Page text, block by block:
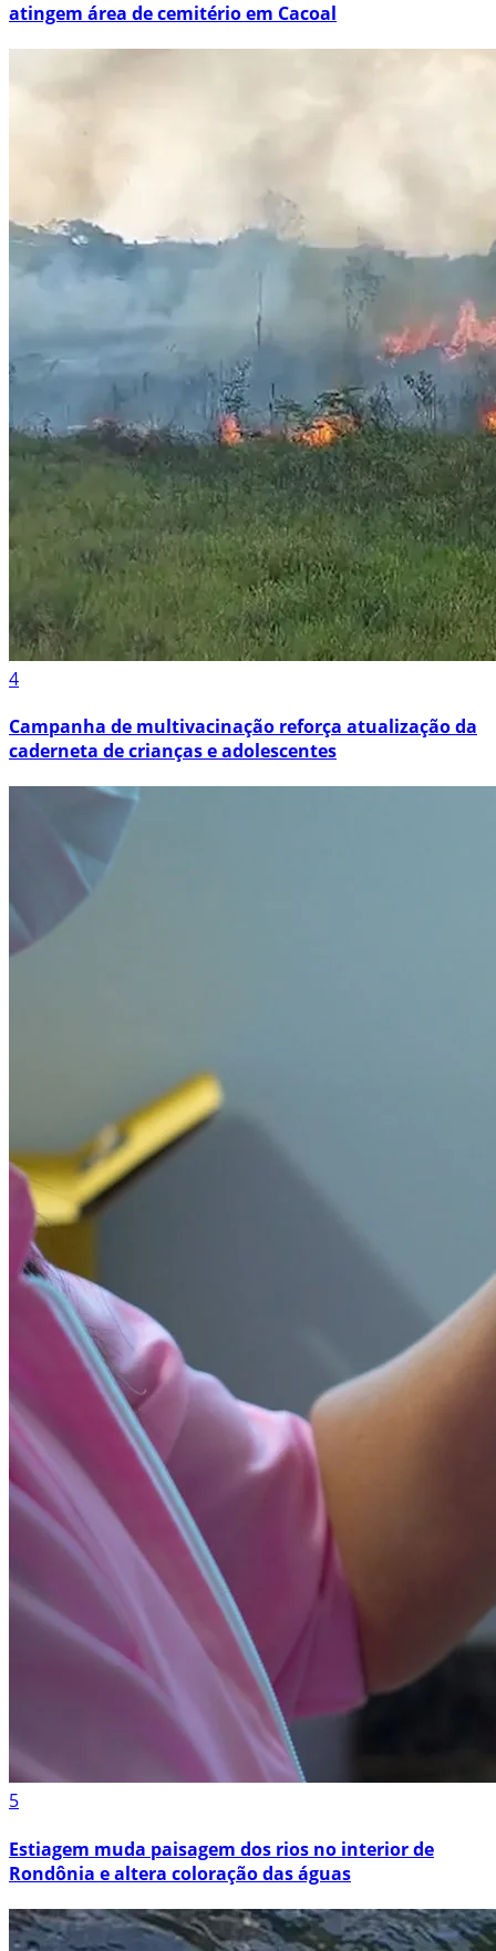
atingem área de cemitério em Cacoal
4
Campanha de multivacinação reforça atualização da
caderneta de crianças e adolescentes
5
Estiagem muda paisagem dos rios no interior de
Rondônia e altera coloração das águas